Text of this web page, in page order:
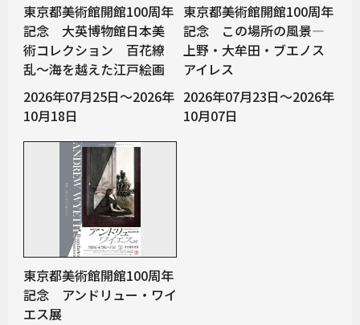
東京都美術館開館100周年
記念 大英博物館日本美
術コレクション 百花繚
乱～海を越えた江戸絵画
2026年07月25日～2026年
10月18日
東京都美術館開館100周年
記念 この場所の風景―
上野・大牟田・ブエノス
アイレス
2026年07月23日～2026年
10月07日
東京都美術館開館100周年
記念 アンドリュー・ワイ
エス展